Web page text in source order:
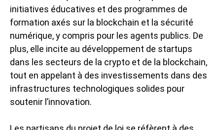
initiatives éducatives et des programmes de
formation axés sur la blockchain et la sécurité
numérique, y compris pour les agents publics. De
plus, elle incite au développement de startups
dans les secteurs de la crypto et de la blockchain,
tout en appelant à des investissements dans des
infrastructures technologiques solides pour
soutenir l’innovation.